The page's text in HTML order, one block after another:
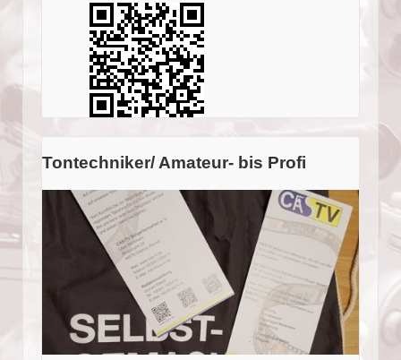
Tontechniker/ Amateur- bis Profi